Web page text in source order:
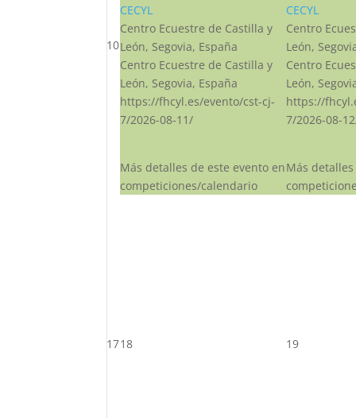
10
CECYL
Centro Ecuestre de Castilla y
León, Segovia, España
Centro Ecuestre de Castilla y
León, Segovia, España
https://fhcyl.es/evento/cst-cj-
7/2026-08-11/
Más detalles de este evento en
competiciones/calendario
CECYL
Centro
León,
Centro
León,
https://
7/2026-08-
Más
1718 19